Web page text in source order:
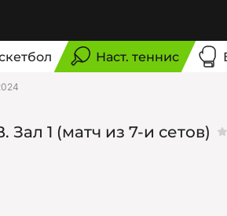
Наст. теннис
Зал 1 (матч из 7-и сетов)